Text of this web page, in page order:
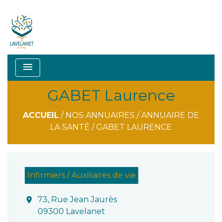
menu
GABET Laurence
ACCUEIL / NOS ANNUAIRES /ANNUAIRE DE
LA SANTÉ /GABET LAURENCE
Infirmiers / Auxiliaires de vie
location_on
73, Rue Jean Jaurès
09300 Lavelanet